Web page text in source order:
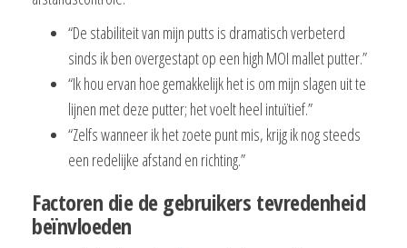
“De stabiliteit van mijn putts is dramatisch verbeterd
sinds ik ben overgestapt op een high MOI mallet putter.”
“Ik hou ervan hoe gemakkelijk het is om mijn slagen uit te
lijnen met deze putter; het voelt heel intuïtief.”
“Zelfs wanneer ik het zoete punt mis, krijg ik nog steeds
een redelijke afstand en richting.”
Factoren die de gebruikers tevredenheid
beïnvloeden